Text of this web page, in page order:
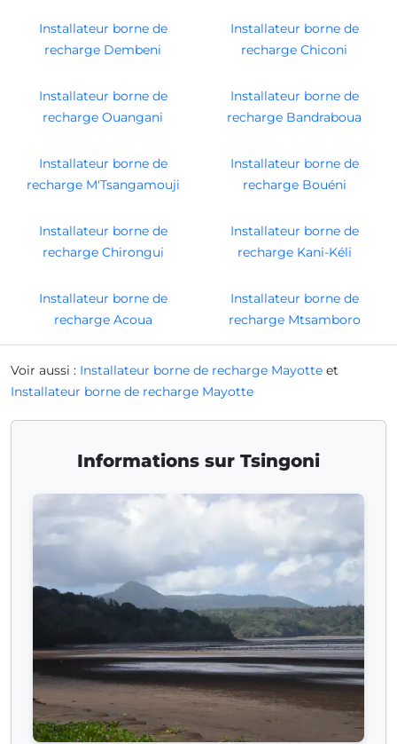
Installateur borne de
recharge Dembeni
Installateur borne de
recharge Chiconi
Installateur borne de
recharge Ouangani
Installateur borne de
recharge Bandraboua
Installateur borne de
recharge M'Tsangamouji
Installateur borne de
recharge Bouéni
Installateur borne de
recharge Chirongui
Installateur borne de
recharge Kani-Kéli
Installateur borne de
recharge Acoua
Installateur borne de
recharge Mtsamboro
Voir aussi : Installateur borne de recharge Mayotte et
Installateur borne de recharge Mayotte
Informations sur Tsingoni